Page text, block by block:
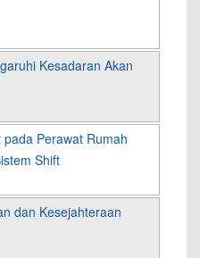
Kesadaran Akan
Perawat Rumah
Shift
dan Kesejahteraan